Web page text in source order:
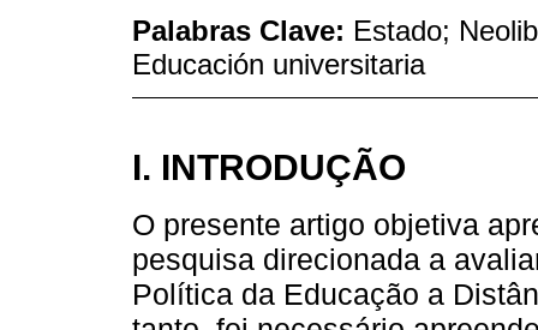
Palabras Clave: Estado;
Educación universitaria
I. INTRODUÇÃO
O presente artigo objetiva
pesquisa direcionada a
Política da Educação a